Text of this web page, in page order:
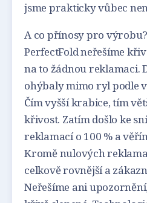
jsme prakticky vůbec
A co přínosy pro
PerfectFold neřešíme
na to žádnou reklamaci.
ohýbaly mimo ryl podle
Čím vyšší krabice, tím
křivost. Zatím došlo ke
reklamací o 100 % a
Kromě nulových
celkově rovnější a
Neřešíme ani